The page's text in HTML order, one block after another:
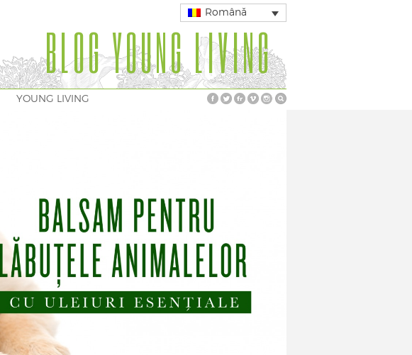
Română
BLOG YOUNG LIVING
YOUNG LIVING